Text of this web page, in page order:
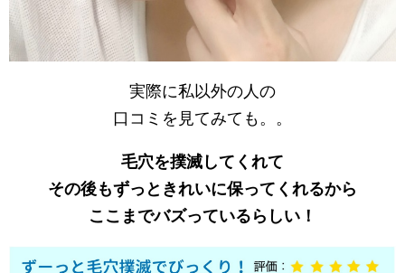
実際に私以外の人の
口コミを見てみても。。
毛穴を撲滅してくれて
その後もずっときれいに保ってくれるから
ここまでバズっているらしい！